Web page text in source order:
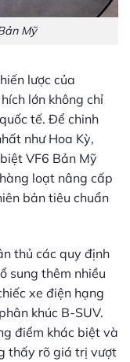
Mỹ
lược của
lớn không chỉ
tế. Để chinh
như Hoa Kỳ,
VF6 Bản Mỹ
loạt nâng cấp
bản tiêu chuẩn
thủ các quy định
sung thêm nhiều
xe điện hạng
khúc B-SUV.
điểm khác biệt và
thấy rõ giá trị vượt